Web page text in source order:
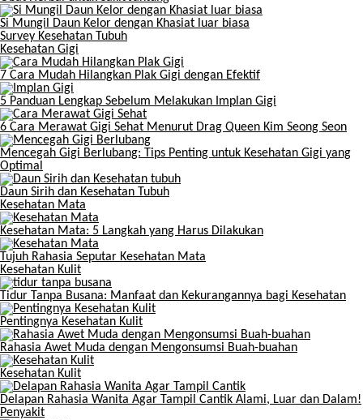
Si Mungil Daun Kelor dengan Khasiat luar biasa
Survey Kesehatan Tubuh
Kesehatan Gigi
7 Cara Mudah Hilangkan Plak Gigi dengan Efektif
5 Panduan Lengkap Sebelum Melakukan Implan Gigi
6 Cara Merawat Gigi Sehat Menurut Drag Queen Kim Seong Seon
Mencegah Gigi Berlubang: Tips Penting untuk Kesehatan Gigi yang
Optimal
Daun Sirih dan Kesehatan Tubuh
Kesehatan Mata
Kesehatan Mata: 5 Langkah yang Harus Dilakukan
Tujuh Rahasia Seputar Kesehatan Mata
Kesehatan Kulit
Tidur Tanpa Busana: Manfaat dan Kekurangannya bagi Kesehatan
Pentingnya Kesehatan Kulit
Rahasia Awet Muda dengan Mengonsumsi Buah-buahan
Kesehatan Kulit
Delapan Rahasia Wanita Agar Tampil Cantik Alami, Luar dan Dalam!
Penyakit